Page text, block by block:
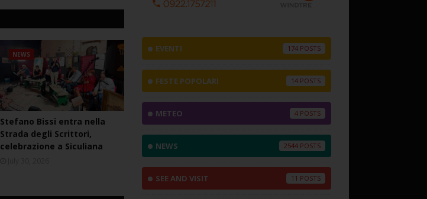
NEWS
Stefano Bissi entra nella
Strada degli Scrittori,
celebrazione a Siculiana
EVENTI 174
FESTE POPOLARI 14
METEO 4
NEWS 2544
SEE AND VISIT 11